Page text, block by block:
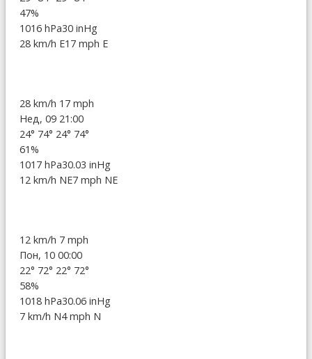
47%
1016 hPa30 inHg
28 km/h E17 mph E
28 km/h 17 mph
Нед, 09 21:00
24° 74° 24° 74°
61%
1017 hPa30.03 inHg
12 km/h NE7 mph NE
12 km/h 7 mph
Пон, 10 00:00
22° 72° 22° 72°
58%
1018 hPa30.06 inHg
7 km/h N4 mph N